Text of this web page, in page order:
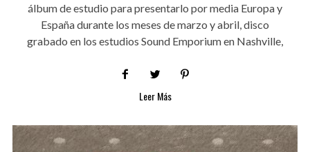
álbum de estudio para presentarlo por media Europa y
España durante los meses de marzo y abril, disco
grabado en los estudios Sound Emporium en Nashville,
Leer Más